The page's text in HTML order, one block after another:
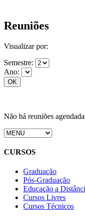
Reuniões
Visualizar por:
Semestre:
Ano:
Não há reuniões
CURSOS
Graduação
Pós-Graduação
Educação a
Cursos Livres
Cursos Técnicos